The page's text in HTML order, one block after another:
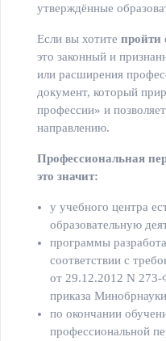
утверждённые
Если вы хотите пройти
это законный и
или расширения
документ, который
профессии» и
направлению.
Профессиональная
это значит:
у учебного центра
образовательную
программы
соответствии с
от 29.12.2012 N
приказа
по окончании
профессиональной